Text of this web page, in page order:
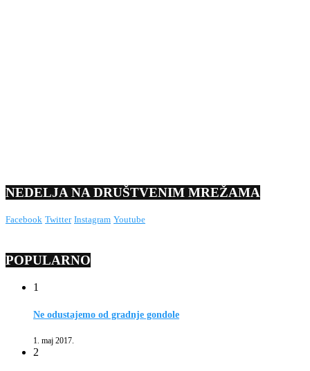
NEDELJA NA DRUŠTVENIM MREŽAMA
Facebook Twitter Instagram Youtube
POPULARNO
1
Ne odustajemo od gradnje gondole
1. maj 2017.
2